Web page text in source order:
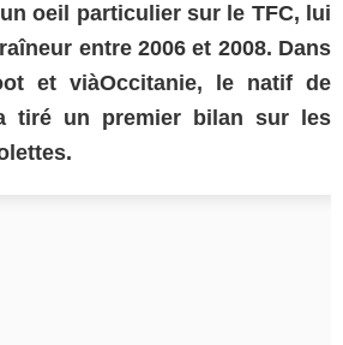
oeil particulier sur le TFC, lui
entre 2006 et 2008. Dans
et viàOccitanie, le natif de
tiré un premier bilan sur les